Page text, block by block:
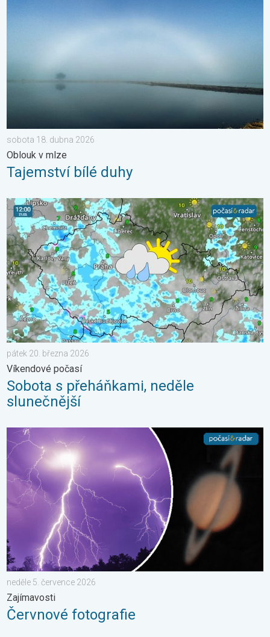
sobota 18. dubna 2026
Oblouk v mlze
Tajemství bílé duhy
Sobota s přeháňkami, neděle slunečnější. Víkendové počasí. .
pátek 20. března 2026
Víkendové počasí
Sobota s přeháňkami, neděle
slunečnější
Červnové fotografie. Zajímavosti. . . neděle 5. července 2026
neděle 5. července 2026
Zajímavosti
Červnové fotografie